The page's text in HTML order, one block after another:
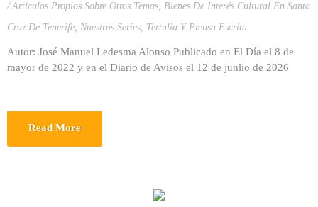
Artículos Propios Sobre Otros Temas, Bienes De Interés Cultural En Santa
Cruz De Tenerife, Nuestras Series, Tertulia Y Prensa Escrita
Autor: José Manuel Ledesma Alonso Publicado en El Día el 8 de
mayor de 2022 y en el Diario de Avisos el 12 de junlio de 2026
Read More